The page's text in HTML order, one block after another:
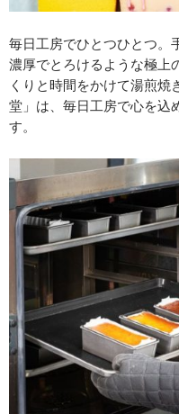
毎日工房でひとつひとつ。
濃厚でとろけるような極上
くりと時間をかけて湯煎焼
堂」は、毎日工房で心を込
す。